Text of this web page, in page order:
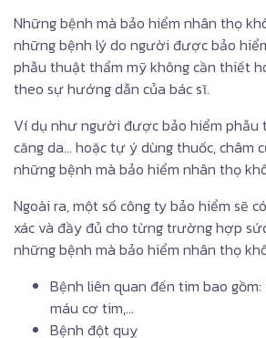
Những bệnh mà bảo hiểm nhân thọ
những bệnh lý do người được bảo
phẫu thuật thẩm mỹ không cần thiết
theo sự hướng dẫn của bác sĩ.
Ví dụ như người được bảo hiểm phẫu
căng da… hoặc tự ý dùng thuốc, châm
những bệnh mà bảo hiểm nhân thọ
Ngoài ra, một số công ty bảo hiểm sẽ
xác và đầy đủ cho từng trường hợp
những bệnh mà bảo hiểm nhân thọ
Bệnh liên quan đến tim bao
máu cơ tim,…
Bệnh đột quỵ